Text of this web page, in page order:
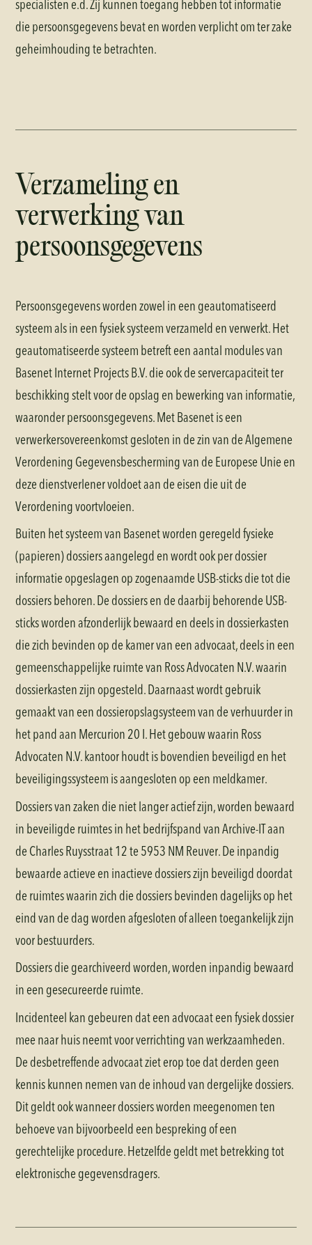
specialisten e.d. Zij kunnen toegang hebben tot informatie
die persoonsgegevens bevat en worden verplicht om ter zake
geheimhouding te betrachten.
Verzameling en
verwerking van
persoonsgegevens
Persoonsgegevens worden zowel in een geautomatiseerd
systeem als in een fysiek systeem verzameld en verwerkt. Het
geautomatiseerde systeem betreft een aantal modules van
Basenet Internet Projects B.V. die ook de servercapaciteit ter
beschikking stelt voor de opslag en bewerking van informatie,
waaronder persoonsgegevens. Met Basenet is een
verwerkersovereenkomst gesloten in de zin van de Algemene
Verordening Gegevensbescherming van de Europese Unie en
deze dienstverlener voldoet aan de eisen die uit de
Verordening voortvloeien.
Buiten het systeem van Basenet worden geregeld fysieke
(papieren) dossiers aangelegd en wordt ook per dossier
informatie opgeslagen op zogenaamde USB-sticks die tot die
dossiers behoren. De dossiers en de daarbij behorende USB-
sticks worden afzonderlijk bewaard en deels in dossierkasten
die zich bevinden op de kamer van een advocaat, deels in een
gemeenschappelijke ruimte van Ross Advocaten N.V. waarin
dossierkasten zijn opgesteld. Daarnaast wordt gebruik
gemaakt van een dossieropslagsysteem van de verhuurder in
het pand aan Mercurion 20 I. Het gebouw waarin Ross
Advocaten N.V. kantoor houdt is bovendien beveiligd en het
beveiligingssysteem is aangesloten op een meldkamer.
Dossiers van zaken die niet langer actief zijn, worden bewaard
in beveiligde ruimtes in het bedrijfspand van Archive-IT aan
de Charles Ruysstraat 12 te 5953 NM Reuver. De inpandig
bewaarde actieve en inactieve dossiers zijn beveiligd doordat
de ruimtes waarin zich die dossiers bevinden dagelijks op het
eind van de dag worden afgesloten of alleen toegankelijk zijn
voor bestuurders.
Dossiers die gearchiveerd worden, worden inpandig bewaard
in een gesecureerde ruimte.
Incidenteel kan gebeuren dat een advocaat een fysiek dossier
mee naar huis neemt voor verrichting van werkzaamheden.
De desbetreffende advocaat ziet erop toe dat derden geen
kennis kunnen nemen van de inhoud van dergelijke dossiers.
Dit geldt ook wanneer dossiers worden meegenomen ten
behoeve van bijvoorbeeld een bespreking of een
gerechtelijke procedure. Hetzelfde geldt met betrekking tot
elektronische gegevensdragers.